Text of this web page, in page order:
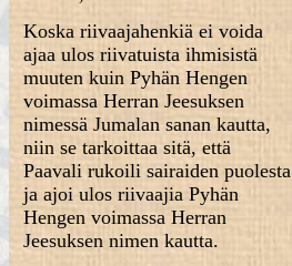
Koska riivaajahenkiä ei voida
ajaa ulos riivatuista ihmisistä
muuten kuin Pyhän Hengen
voimassa Herran Jeesuksen
nimessä Jumalan sanan kautta,
niin se tarkoittaa sitä, että
Paavali rukoili sairaiden puolesta
ja ajoi ulos riivaajia Pyhän
Hengen voimassa Herran
Jeesuksen nimen kautta.